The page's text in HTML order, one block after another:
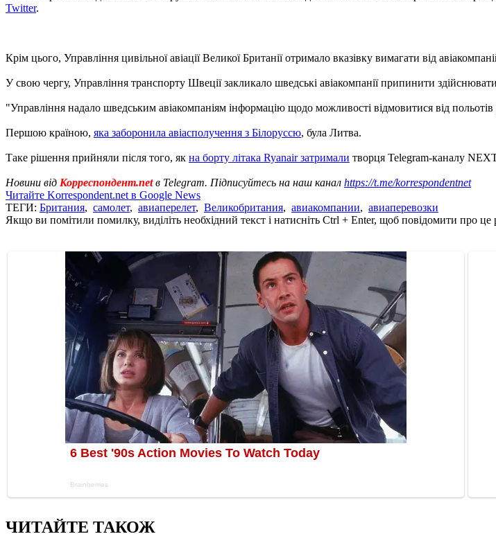
Twitter.
Крім цього, Управління цивільної авіації Великої Британії отримало вказівку вимагати від
У свою чергу, Управління транспорту Швеції закликало шведські авіакомпанії припинити
"Управління надало шведським авіакомпаніям інформацію щодо можливості відмовитися від польотів
Першою країною, яка заборонила авіасполучення з Білоруссю, була Литва.
Таке рішення прийняли після того, як на борту літака Ryanair затримали творця Telegram-каналу
Новини від Корреспондент.netв Telegram. Підписуйтесь на наш канал https://t.me/korrespondentnet
Читайте Korrespondent.net в Google News
ТЕГИ: Британия, самолет, авиаперелет, Великобритания, авиакомпании, авиаперевозки
Якщо ви помітили помилку, виділіть необхідний текст і натисніть Ctrl + Enter, щоб повідомити про це
ЧИТАЙТЕ ТАКОЖ